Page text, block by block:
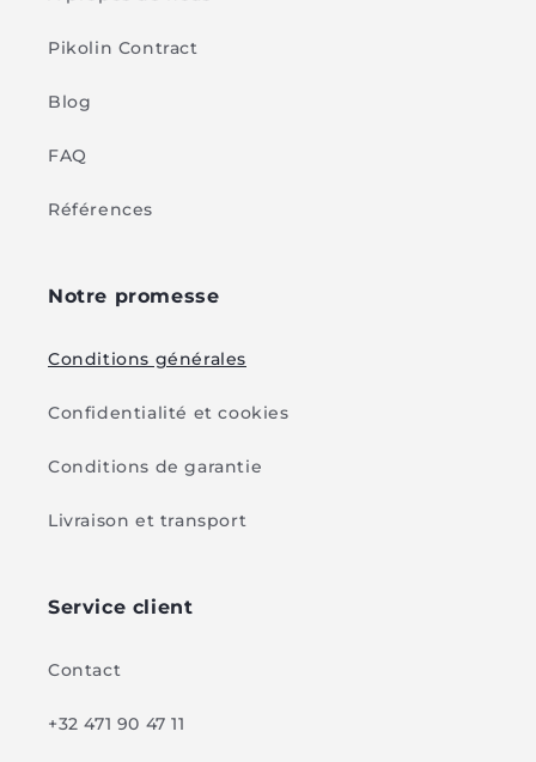
Pikolin Contract
Blog
FAQ
Références
Notre promesse
Conditions générales
Confidentialité et cookies
Conditions de garantie
Livraison et transport
Service client
Contact
+32 471 90 47 11